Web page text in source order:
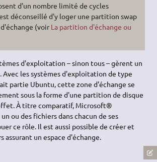
d'un nombre limité de cycles
déconseillé d'y loger une partition swap
(voirLa partition d'échange ou
d'exploitation – sinon tous – gèrent un
Avec les systèmes d'exploitation de type
partie Ubuntu, cette zone d'échange se
sous la forme d'une partition de disque
À titre comparatif, Microsoft®
ou des fichiers dans chacun de ses
ce rôle. Il est aussi possible de créer et
assurant un espace d'échange.